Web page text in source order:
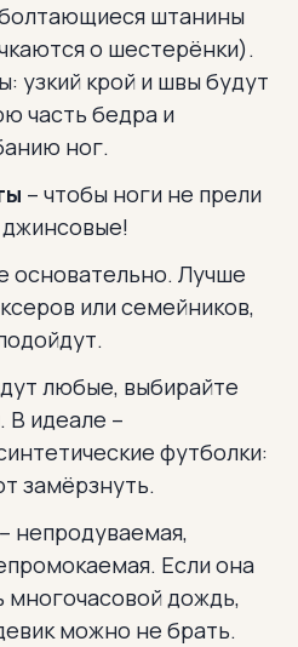
штанины
о шестерёнки).
узкий крой и швы будут
часть бедра и
ног.
– чтобы ноги не прели
основательно. Лучше
или семейников,
любые, выбирайте
В идеале –
футболки:
замёрзнуть.
– непродуваемая,
Если она
дождь,
можно не брать.